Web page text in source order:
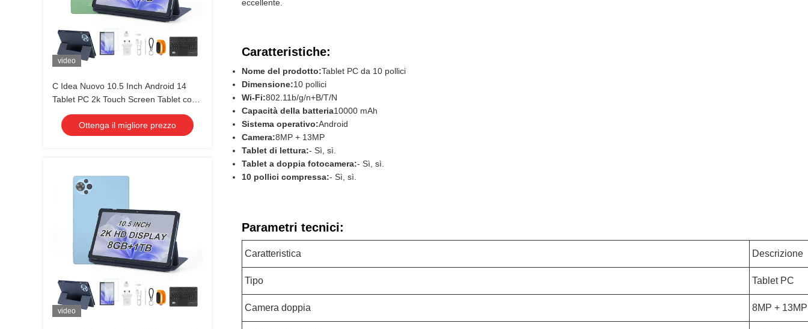
video
C Idea Nuovo 10.5 Inch Android 14
Tablet PC 2k Touch Screen Tablet con
SIM CM10500 Plus verde
Ottenga il migliore prezzo
video
eccellente.
Caratteristiche:
Nome del prodotto:Tablet PC da 10 pollici
Dimensione:10 pollici
Wi-Fi:802.11b/g/n+B/T/N
Capacità della batteria10000 mAh
Sistema operativo:Android
Camera:8MP + 13MP
Tablet di lettura:- Sì, sì.
Tablet a doppia fotocamera:- Sì, sì.
10 pollici compressa:- Sì, sì.
Parametri tecnici:
Caratteristica Descrizione
Tipo Tablet PC
Camera doppia 8MP + 13MP